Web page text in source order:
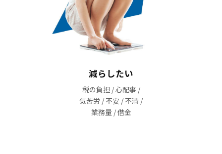
減らしたい
税の負担 / 心配事 /
気苦労 / 不安 / 不満 /
業務量 / 借金